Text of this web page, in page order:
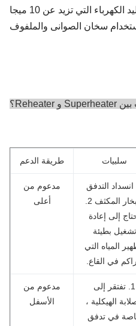
بالنسبة لسعة غلاية محطة توليد الكهرباء التي تزيد عن 10 ميجا
سخان الصوانى والملفوف
طريقة الدعم
التدفق
بالبخار المكثف 2.
إعادة
بطيئة
التي
القاع.
مدعوم من
إلى
،
تدفق
مدعوم من
الأسفل